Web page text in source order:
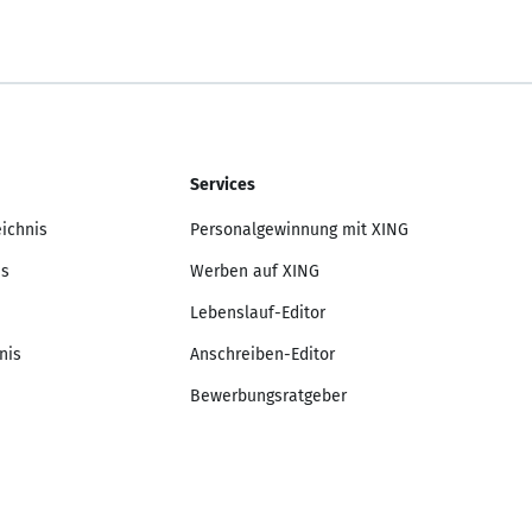
Services
Personalgewinnung mit XING
Werben auf XING
Lebenslauf-Editor
Anschreiben-Editor
Bewerbungsratgeber